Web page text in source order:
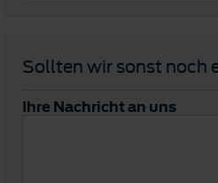
Sollten wir sonst noch
Ihre Nachricht an uns